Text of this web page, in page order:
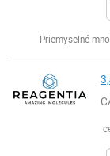
Priemyselné